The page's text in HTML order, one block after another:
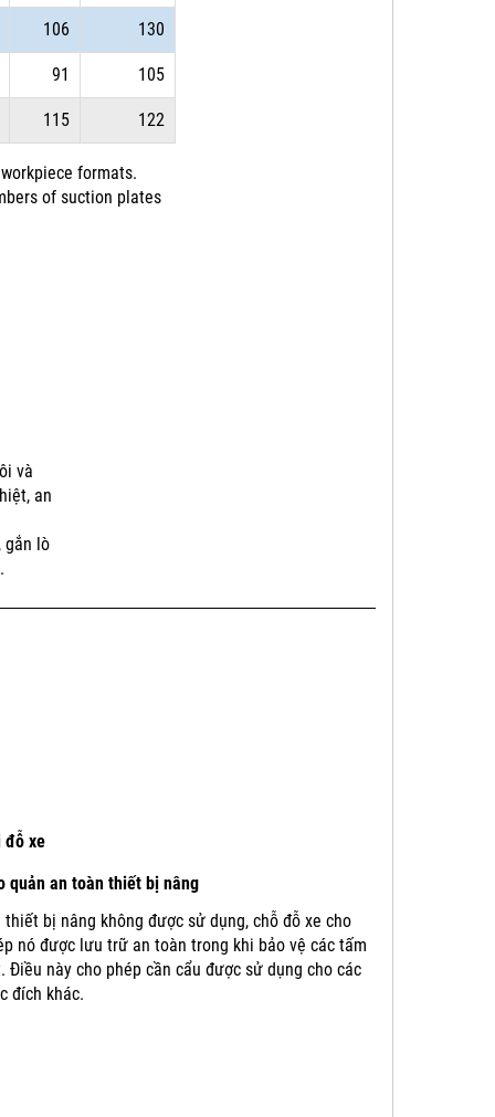
106 130
91 105
115 122
formats.
of suction plates
và
an
gắn lò
đỗ xe
quản an toàn thiết bị nâng
thiết bị nâng không được sử dụng, chỗ đỗ xe cho
nó được lưu trữ an toàn trong khi bảo vệ các tấm
Điều này cho phép cần cẩu được sử dụng cho các
đích khác.